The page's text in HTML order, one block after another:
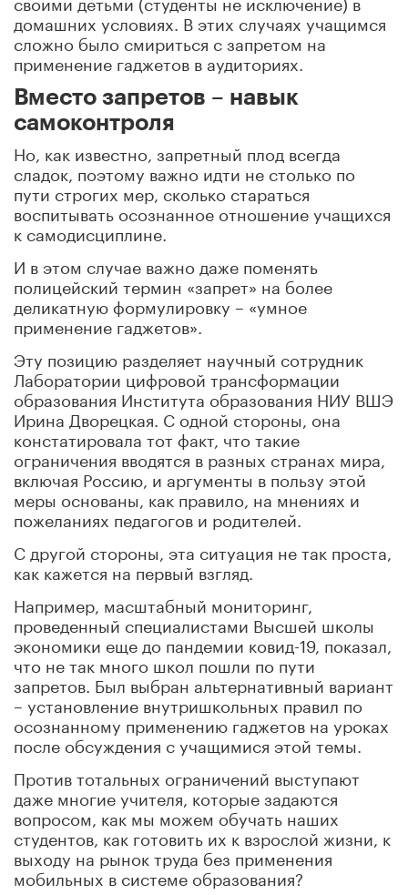
домашних условиях. В этих случаях учащимся
сложно было смириться с запретом на
применение гаджетов в аудиториях.
Вместо запретов – навык
самоконтроля
Но, как известно, запретный плод всегда
сладок, поэтому важно идти не столько по
пути строгих мер, сколько стараться
воспитывать осознанное отношение учащихся
к самодисциплине.
И в этом случае важно даже поменять
полицейский термин «запрет» на более
деликатную формулировку – «умное
применение гаджетов».
Эту позицию разделяет научный сотрудник
Лаборатории цифровой трансформации
образования Института образования НИУ ВШЭ
Ирина Дворецкая. С одной стороны, она
констатировала тот факт, что такие
ограничения вводятся в разных странах мира,
включая Россию, и аргументы в пользу этой
меры основаны, как правило, на мнениях и
пожеланиях педагогов и родителей.
С другой стороны, эта ситуация не так проста,
как кажется на первый взгляд.
Например, масштабный мониторинг,
проведенный специалистами Высшей школы
экономики еще до пандемии ковид-19, показал,
что не так много школ пошли по пути
запретов. Был выбран альтернативный вариант
– установление внутришкольных правил по
осознанному применению гаджетов на уроках
после обсуждения с учащимися этой темы.
Против тотальных ограничений выступают
даже многие учителя, которые задаются
вопросом, как мы можем обучать наших
студентов, как готовить их к взрослой жизни, к
выходу на рынок труда без применения
мобильных в системе образования?